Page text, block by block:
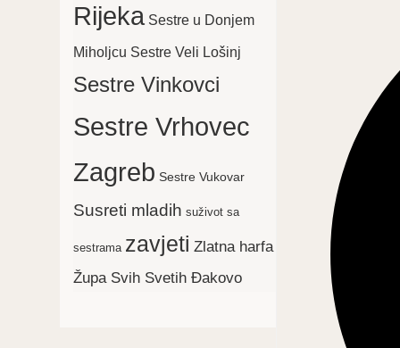
Rijeka Sestre u Donjem
Miholjcu Sestre Veli Lošinj
Sestre Vinkovci
Sestre Vrhovec
Zagreb Sestre Vukovar
Susreti mladih suživot sa
sestrama zavjeti Zlatna harfa
Župa Svih Svetih Đakovo